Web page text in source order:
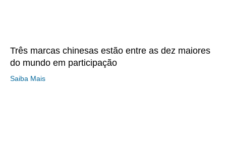
Três marcas chinesas estão entre as dez maiores
do mundo em participação
Saiba Mais